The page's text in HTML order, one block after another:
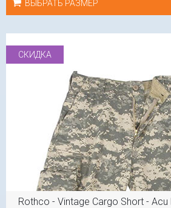
ВЫБРАТЬ РАЗМЕР
СКИДКА
Rothco - Vintage Cargo Short - Acu